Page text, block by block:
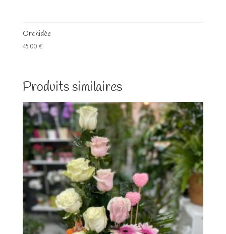
Orchidée
45,00 €
Produits similaires